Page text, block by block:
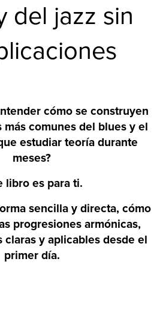
del jazz sin
cómo se construyen
más comunes del blues y el
estudiar teoría durante
meses?
libro es para ti.
sencilla y directa, cómo
progresiones armónicas,
claras y aplicables desde el
primer día.